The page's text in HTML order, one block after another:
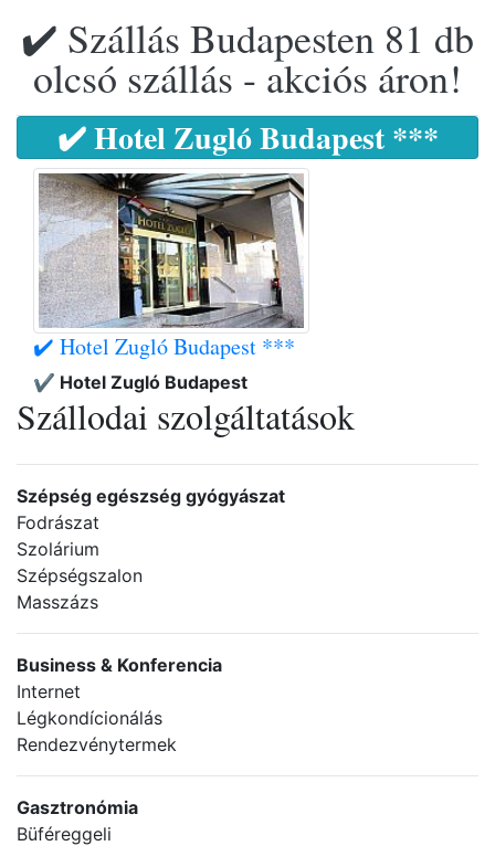
✔️ Szállás Budapesten 81 db
olcsó szállás - akciós áron!
✔️ Hotel Zugló Budapest ***
✔️ Hotel Zugló Budapest ***
✔️ Hotel Zugló Budapest
Szállodai szolgáltatások
Szépség egészség gyógyászat
Fodrászat
Szolárium
Szépségszalon
Masszázs
Business & Konferencia
Internet
Légkondícionálás
Rendezvénytermek
Gasztronómia
Büféreggeli